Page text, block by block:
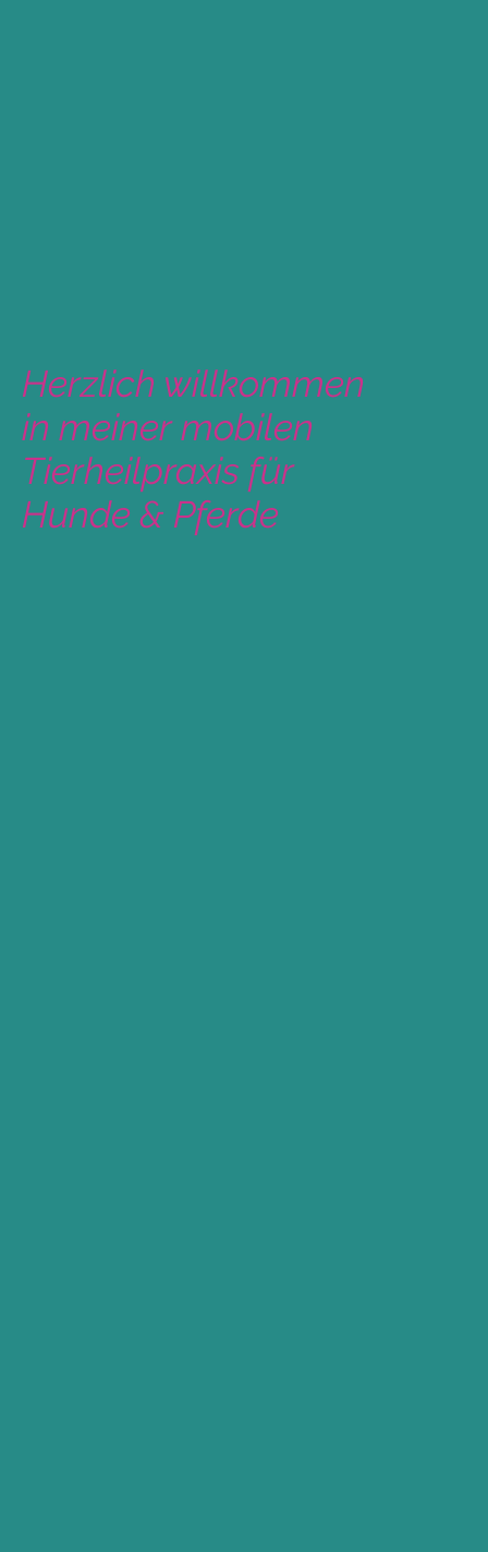
Herzlich willkommen
in meiner mobilen
Tierheilpraxis für
Hunde & Pferde